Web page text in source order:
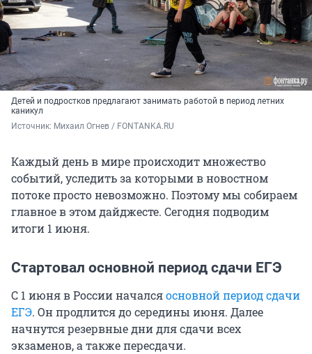
Детей и подростков предлагают занимать работой в период летних
каникул
Источник: Михаил Огнев / FONTANKA.RU
Каждый день в мире происходит множество
событий, уследить за которыми в новостном
потоке просто невозможно. Поэтому мы собираем
главное в этом дайджесте. Сегодня подводим
итоги 1 июня.
Стартовал основной период сдачи ЕГЭ
С 1 июня в России началсяосновной период сдачи
ЕГЭ. Он продлится до середины июня. Далее
начнутся резервные дни для сдачи всех
экзаменов, а также пересдачи.